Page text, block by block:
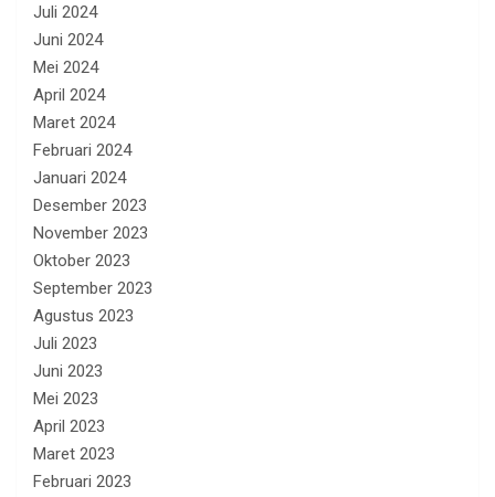
Juli 2024
Juni 2024
Mei 2024
April 2024
Maret 2024
Februari 2024
Januari 2024
Desember 2023
November 2023
Oktober 2023
September 2023
Agustus 2023
Juli 2023
Juni 2023
Mei 2023
April 2023
Maret 2023
Februari 2023